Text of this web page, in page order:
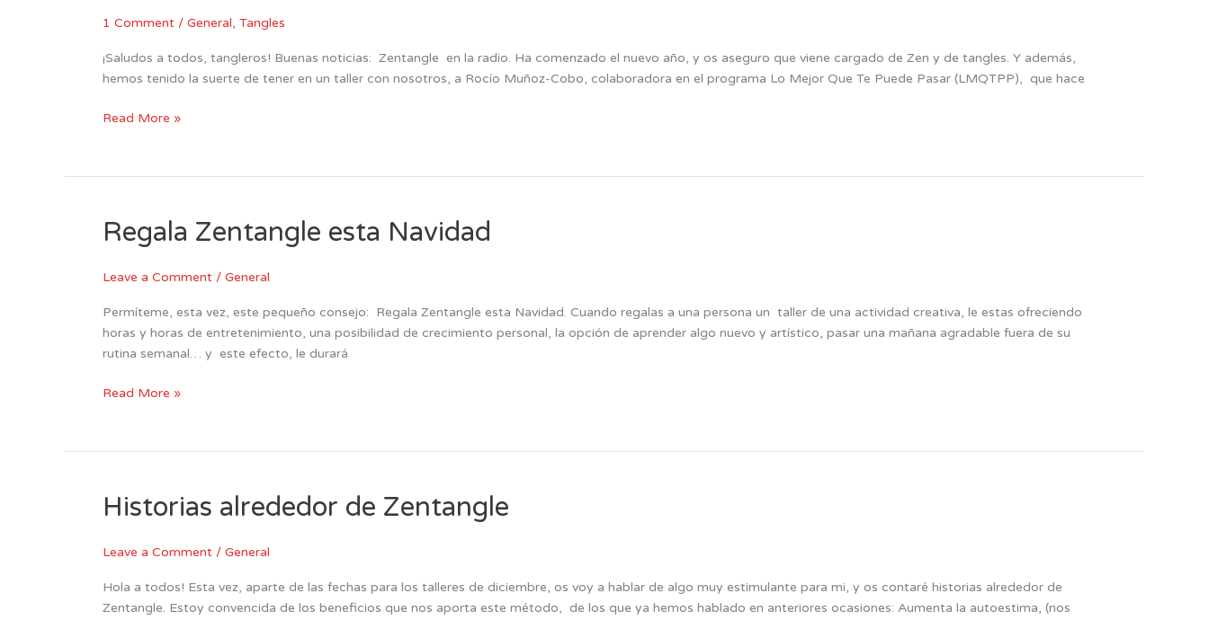
1 Comment / General, Tangles
¡Saludos a todos, tangleros! Buenas noticias: Zentangle en la radio. Ha comenzado el nuevo año, y os aseguro que viene cargado de Zen y de tangles. Y además,
hemos tenido la suerte de tener en un taller con nosotros, a Rocío Muñoz-Cobo, colaboradora en el programa Lo Mejor Que Te Puede Pasar (LMQTPP), que hace
radio
Read More »
Regala Zentangle esta Navidad
Leave a Comment / General
Permíteme, esta vez, este pequeño consejo: Regala Zentangle esta Navidad. Cuando regalas a una persona un taller de una actividad creativa, le estas ofreciendo
horas y horas de entretenimiento, una posibilidad de crecimiento personal, la opción de aprender algo nuevo y artístico, pasar una mañana agradable fuera de su
rutina semanal… y este efecto, le durará
Regala
Zentangle
Navidad
Read More »
Historias alrededor de Zentangle
Leave a Comment / General
Hola a todos! Esta vez, aparte de las fechas para los talleres de diciembre, os voy a hablar de algo muy estimulante para mi, y os contaré historias alrededor de
Zentangle. Estoy convencida de los beneficios que nos aporta este método, de los que ya hemos hablado en anteriores ocasiones: Aumenta la autoestima, (nos
Historias
alrededor
Zentangle